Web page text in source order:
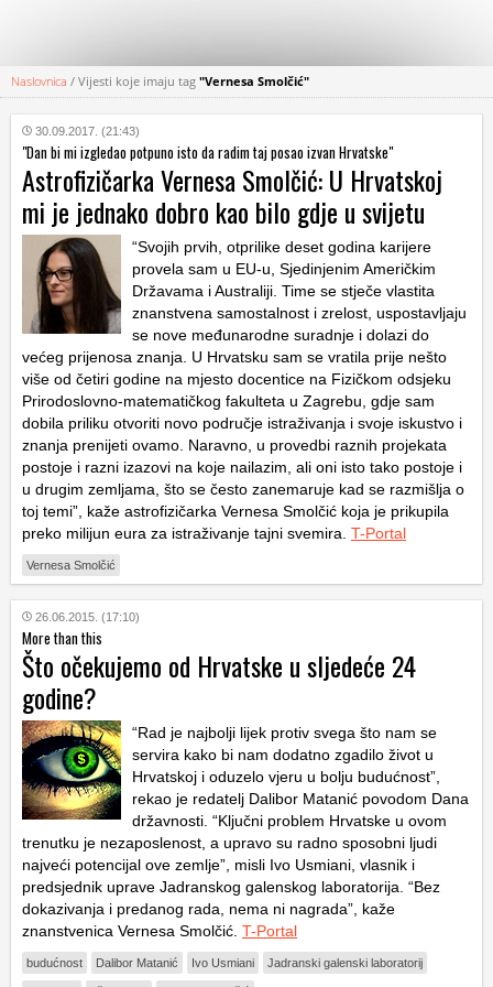
KATEGORIJE
HRVATSKI
WEB
Naslovnica / Vijesti koje imaju tag "Vernesa Smolčić"
30.09.2017. (21:43)
"Dan bi mi izgledao potpuno isto da radim taj posao izvan Hrvatske"
Astrofizičarka Vernesa Smolčić: U Hrvatskoj
mi je jednako dobro kao bilo gdje u svijetu
“Svojih prvih, otprilike deset godina karijere
provela sam u EU-u, Sjedinjenim Američkim
Državama i Australiji. Time se stječe vlastita
znanstvena samostalnost i zrelost, uspostavljaju
se nove međunarodne suradnje i dolazi do
većeg prijenosa znanja. U Hrvatsku sam se vratila prije nešto
više od četiri godine na mjesto docentice na Fizičkom odsjeku
Prirodoslovno-matematičkog fakulteta u Zagrebu, gdje sam
dobila priliku otvoriti novo područje istraživanja i svoje iskustvo i
znanja prenijeti ovamo. Naravno, u provedbi raznih projekata
postoje i razni izazovi na koje nailazim, ali oni isto tako postoje i
u drugim zemljama, što se često zanemaruje kad se razmišlja o
toj temi”, kaže astrofizičarka Vernesa Smolčić koja je prikupila
preko milijun eura za istraživanje tajni svemira. T-Portal
Vernesa Smolčić
26.06.2015. (17:10)
More than this
Što očekujemo od Hrvatske u sljedeće 24
godine?
“Rad je najbolji lijek protiv svega što nam se
servira kako bi nam dodatno zgadilo život u
Hrvatskoj i oduzelo vjeru u bolju budućnost”,
rekao je redatelj Dalibor Matanić povodom Dana
državnosti. “Ključni problem Hrvatske u ovom
trenutku je nezaposlenost, a upravo su radno sposobni ljudi
najveći potencijal ove zemlje”, misli Ivo Usmiani, vlasnik i
predsjednik uprave Jadranskog galenskog laboratorija. “Bez
dokazivanja i predanog rada, nema ni nagrada”, kaže
znanstvenica Vernesa Smolčić. T-Portal
budućnost Dalibor Matanić Ivo Usmiani Jadranski galenski laboratorij